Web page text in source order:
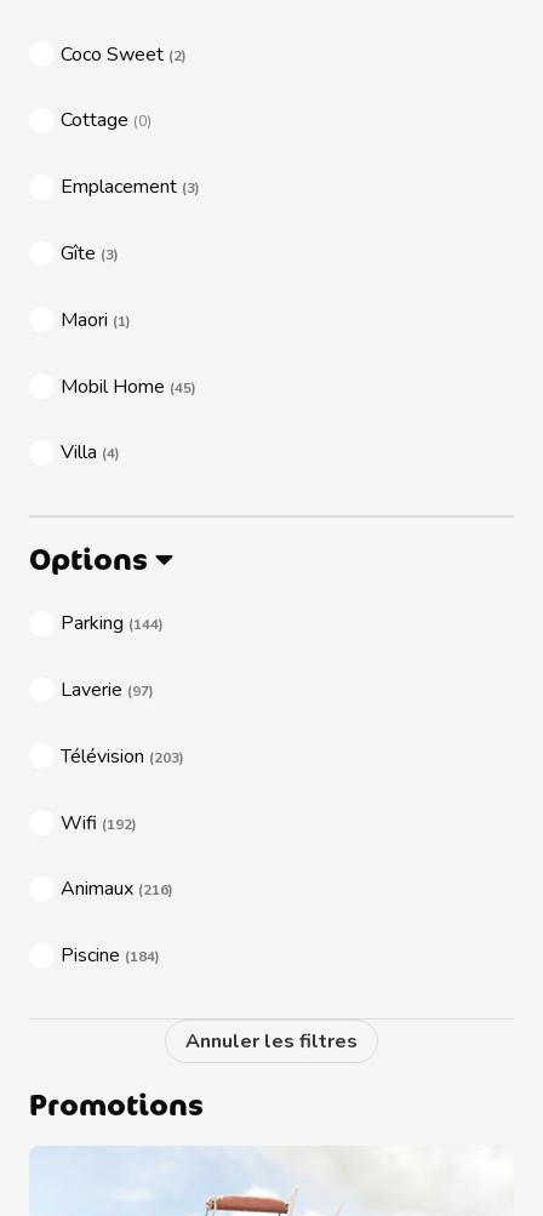
Coco Sweet (2)
Cottage (0)
Emplacement (3)
Gîte (3)
Maori (1)
Mobil Home (45)
Villa (4)
Options
Parking (144)
Laverie (97)
Télévision (203)
Wifi (192)
Animaux (216)
Piscine (184)
Promotions